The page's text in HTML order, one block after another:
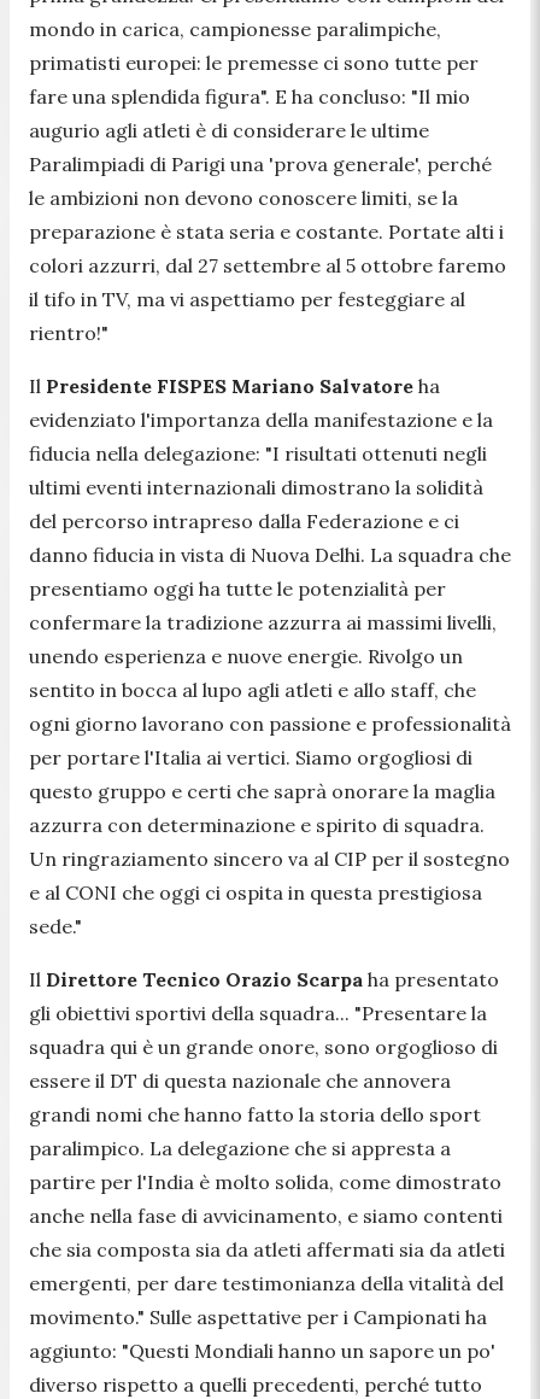
mondo in carica, campionesse paralimpiche,
primatisti europei: le premesse ci sono tutte per
fare una splendida figura". E ha concluso: "Il mio
augurio agli atleti è di considerare le ultime
Paralimpiadi di Parigi una 'prova generale', perché
le ambizioni non devono conoscere limiti, se la
preparazione è stata seria e costante. Portate alti i
colori azzurri, dal 27 settembre al 5 ottobre faremo
il tifo in TV, ma vi aspettiamo per festeggiare al
rientro!"
Il Presidente FISPES Mariano Salvatore ha
evidenziato l'importanza della manifestazione e la
fiducia nella delegazione: "I risultati ottenuti negli
ultimi eventi internazionali dimostrano la solidità
del percorso intrapreso dalla Federazione e ci
danno fiducia in vista di Nuova Delhi. La squadra che
presentiamo oggi ha tutte le potenzialità per
confermare la tradizione azzurra ai massimi livelli,
unendo esperienza e nuove energie. Rivolgo un
sentito in bocca al lupo agli atleti e allo staff, che
ogni giorno lavorano con passione e professionalità
per portare l'Italia ai vertici. Siamo orgogliosi di
questo gruppo e certi che saprà onorare la maglia
azzurra con determinazione e spirito di squadra.
Un ringraziamento sincero va al CIP per il sostegno
e al CONI che oggi ci ospita in questa prestigiosa
sede."
Il Direttore Tecnico Orazio Scarpa ha presentato
gli obiettivi sportivi della squadra... "Presentare la
squadra qui è un grande onore, sono orgoglioso di
essere il DT di questa nazionale che annovera
grandi nomi che hanno fatto la storia dello sport
paralimpico. La delegazione che si appresta a
partire per l'India è molto solida, come dimostrato
anche nella fase di avvicinamento, e siamo contenti
che sia composta sia da atleti affermati sia da atleti
emergenti, per dare testimonianza della vitalità del
movimento." Sulle aspettative per i Campionati ha
aggiunto: "Questi Mondiali hanno un sapore un po'
diverso rispetto a quelli precedenti, perché tutto